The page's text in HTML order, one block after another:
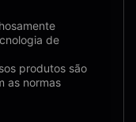
de
produtos são
as normas